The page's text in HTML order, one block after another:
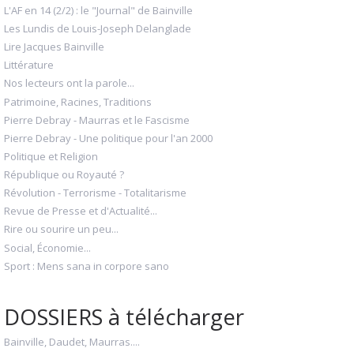
L'AF en 14 (2/2) : le "Journal" de Bainville
Les Lundis de Louis-Joseph Delanglade
Lire Jacques Bainville
Littérature
Nos lecteurs ont la parole...
Patrimoine, Racines, Traditions
Pierre Debray - Maurras et le Fascisme
Pierre Debray - Une politique pour l'an 2000
Politique et Religion
République ou Royauté ?
Révolution - Terrorisme - Totalitarisme
Revue de Presse et d'Actualité...
Rire ou sourire un peu...
Social, Économie...
Sport : Mens sana in corpore sano
DOSSIERS à télécharger
Bainville, Daudet, Maurras....